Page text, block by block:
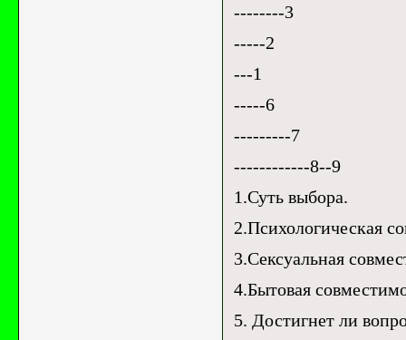
--------3
-----2
---1
-----6
---------7
------------8--9
1.Суть выбора.
2.Психологическая
3.Сексуальная
4.Бытовая
5. Достигнет ли